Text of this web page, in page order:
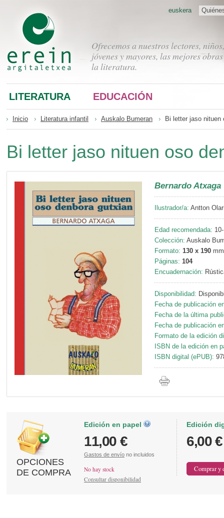
Ofrecemos a nuestros lectores, niños,
jóvenes y mayores, las mejores
la literatura.
euskera
LITERATURA EDUCACIÓN
Inicio Literatura infantil Auskalo Bumeran Bi letter jaso nituen
Bi letter jaso nituen oso
Bernardo Atxaga
Ilustrador/a: Antton
Edad recomendada:
Colección: Auskalo
Formato: 130 x 190 mm
Páginas: 104
Encuadernación:
Disponibilidad:
Fecha de publicación
Fecha de la última
Fecha de publicación
Formato de la edición
ISBN de la edición en
ISBN digital (ePUB):
OPCIONES
DE COMPRA
Edición en papel
11,00 €
Gastos de envío no incluidos
No hay stock
Consultar disponibilidad
Edición
6,00 €